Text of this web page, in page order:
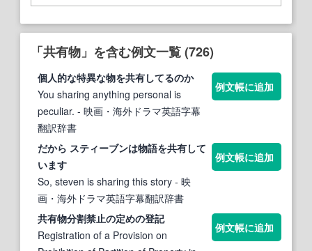
「共有物」を含む例文一覧 (726)
個人的な特異な物を共有してるのか
You sharing anything personal is
peculiar. - 映画・海外ドラマ英語字幕
翻訳辞書
例文帳に追加
だから スティーブンは物語を共有して
います
So, steven is sharing this story - 映
画・海外ドラマ英語字幕翻訳辞書
例文帳に追加
共有物分割禁止の定めの登記
Registration of a Provision on
例文帳に追加